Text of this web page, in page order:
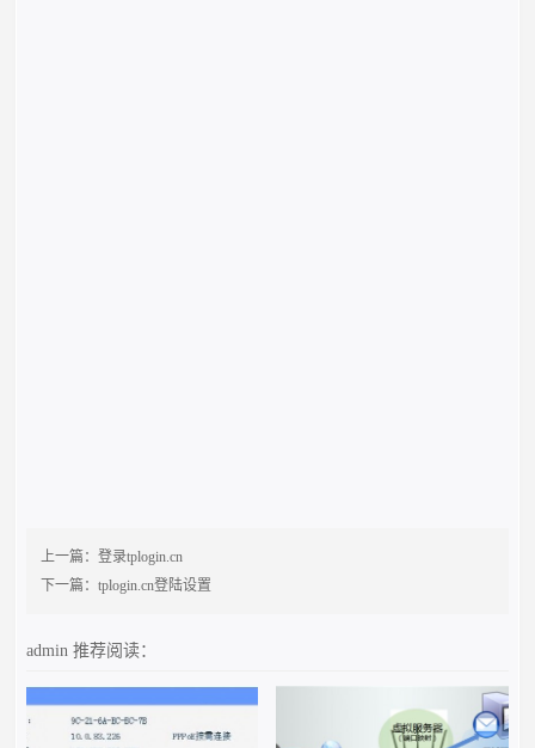
上一篇：登录tplogin.cn
下一篇：tplogin.cn登陆设置
admin推荐阅读：